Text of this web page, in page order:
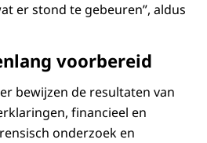
er stond te gebeuren”, aldus
voorbereid
bewijzen de resultaten van
financieel en
onderzoek en